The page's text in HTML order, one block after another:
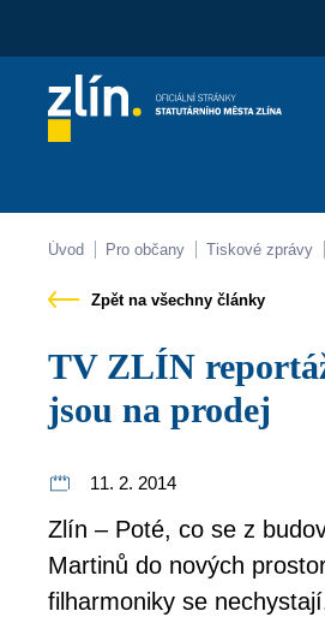
Kontakty
Úvod Pro občany Tiskové zprávy
Zpět na všechny články
TV ZLÍN reportáže: Varhany z bývalého Domu umění
jsou na prodej
11. 2. 2014
Zlín – Poté, co se z
Martinů do nových
filharmoniky se